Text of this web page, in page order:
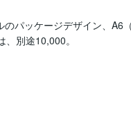
パッケージデザイン、A6
別途10,000。